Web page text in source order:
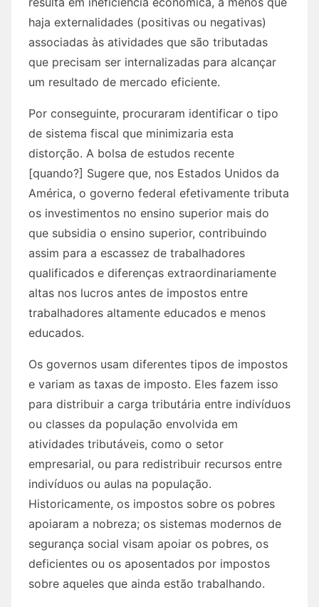
haja externalidades (positivas ou negativas)
associadas às atividades que são tributadas
que precisam ser internalizadas para alcançar
um resultado de mercado eficiente.
Por conseguinte, procuraram identificar o tipo
de sistema fiscal que minimizaria esta
distorção. A bolsa de estudos recente
[quando?] Sugere que, nos Estados Unidos da
América, o governo federal efetivamente tributa
os investimentos no ensino superior mais do
que subsidia o ensino superior, contribuindo
assim para a escassez de trabalhadores
qualificados e diferenças extraordinariamente
altas nos lucros antes de impostos entre
trabalhadores altamente educados e menos
educados.
Os governos usam diferentes tipos de impostos
e variam as taxas de imposto. Eles fazem isso
para distribuir a carga tributária entre indivíduos
ou classes da população envolvida em
atividades tributáveis, como o setor
empresarial, ou para redistribuir recursos entre
indivíduos ou aulas na população.
Historicamente, os impostos sobre os pobres
apoiaram a nobreza; os sistemas modernos de
segurança social visam apoiar os pobres, os
deficientes ou os aposentados por impostos
sobre aqueles que ainda estão trabalhando.